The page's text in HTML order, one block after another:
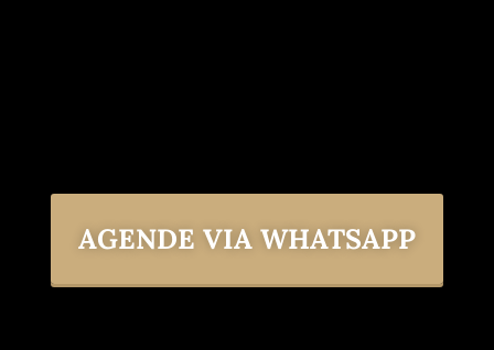
AGENDE VIA WHATSAPP